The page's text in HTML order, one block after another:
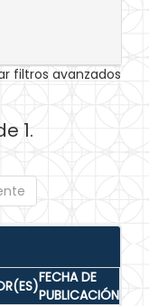
filtros avanzados
1.
FECHA DE
PUBLICACIÓN